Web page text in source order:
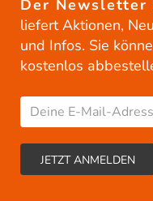
Der Newsletter
liefert Aktionen,
und Infos. Sie
kostenlos